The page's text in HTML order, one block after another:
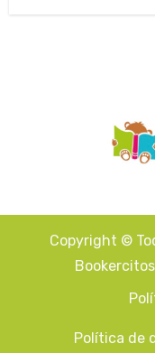
Copyright ©
Bookercitos
Política de